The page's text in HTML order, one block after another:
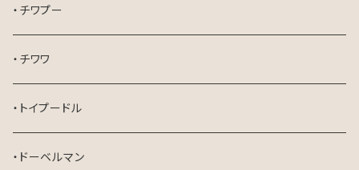
・チワプー
・チワワ
・トイプードル
・ドーベルマン